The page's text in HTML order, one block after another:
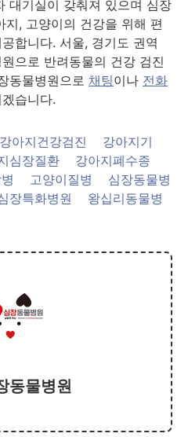
대기실이 갖춰져 있으며 심장
, 고양이의 건강을 위해 편
합니다. 서울, 경기도 권역
으로 반려동물의 건강 검진
동물병원으로 채팅이나 전화
습니다.
강아지건강검진
강아지기
심장질환
강아지폐수종
고양이질병
심장동물병
장특화병원
왕십리동물병
동물병원